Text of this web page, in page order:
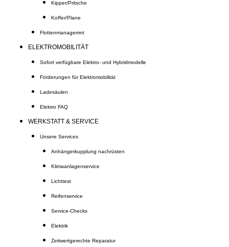
Kipper/Pritsche
Koffer/Plane
Flottenmanagemnt
ELEKTROMOBILITÄT
Sofort verfügbare Elektro- und Hybridmodelle
Förderungen für Elektromobilität
Ladesäulen
Elektro FAQ
WERKSTATT & SERVICE
Unsere Services
Anhängerkupplung nachrüsten
Klimaanlagenservice
Lichttest
Reifenservice
Service-Checks
Elektrik
Zeitwertgerechte Reparatur